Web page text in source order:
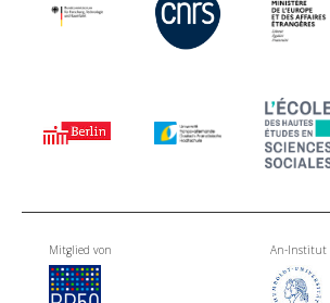
Mitglied von An-Institut